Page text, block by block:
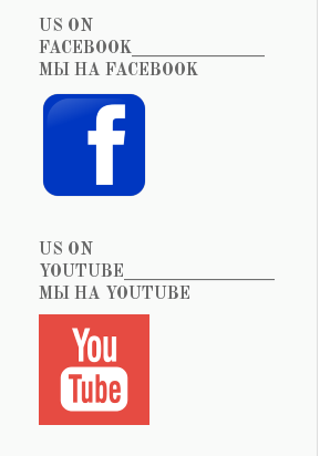
US ON
FACEBOOK_______________
МЫ НА FACEBOOK
US ON
YOUTUBE_________________
МЫ НА YOUTUBE